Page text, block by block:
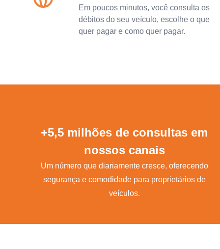
Em poucos minutos, você consulta os
débitos do seu veículo, escolhe o que
quer pagar e como quer pagar.
+5,5 milhões de consultas em
nossos canais
Um número que diariamente cresce, oferecendo
segurança e comodidade para proprietários de
veículos.